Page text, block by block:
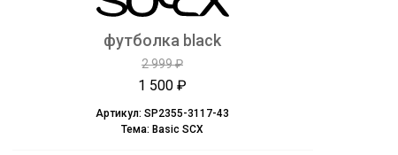
футболка black
2 999 ₽
1 500 ₽
Артикул: SP2355-3117-43
Тема: Basic SCX